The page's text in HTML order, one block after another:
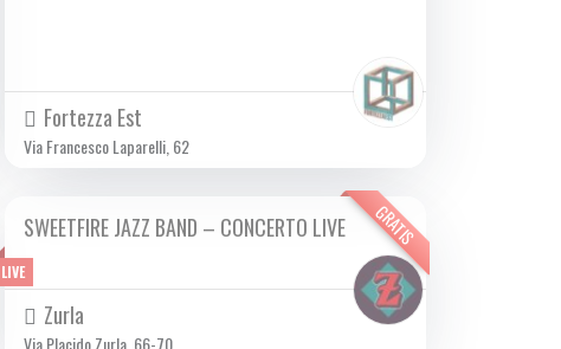
Fortezza Est
Via Francesco Laparelli, 62
LIVE
GRATIS
DOM 03/12 2023
SWEETFIRE JAZZ BAND – CONCERTO LIVE
Zurla
Via Placido Zurla, 66-70